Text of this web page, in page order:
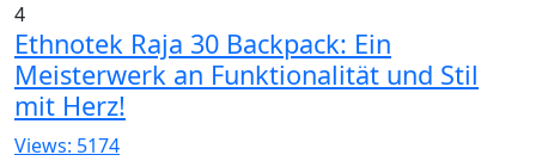
4
Ethnotek Raja 30 Backpack: Ein
Meisterwerk an Funktionalität und Stil
mit Herz!
Views: 5174